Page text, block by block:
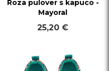
Roza pulover s kapuco -
Mayoral
25,20 €